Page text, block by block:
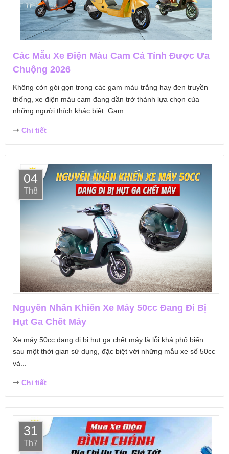
Các Mẫu Xe Điện Màu Cam Cá Tính Được Ưa
Chuộng 2026
Không còn gói gọn trong các gam màu trắng hay đen truyền
thống, xe điện màu cam đang dần trở thành lựa chọn của
những người thích khác biệt. Gam...
Chi tiết
04
Th8
Nguyên Nhân Khiến Xe Máy 50cc Đang Đi Bị
Hụt Ga Chết Máy
Xe máy 50cc đang đi bị hụt ga chết máy là lỗi khá phổ biến
sau một thời gian sử dụng, đặc biệt với những mẫu xe số 50cc
và...
Chi tiết
31
Th7